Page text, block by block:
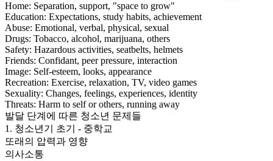
Home: Separation, support, "space to grow"
Education: Expectations, study habits, achievement
Abuse: Emotional, verbal, physical, sexual
Drugs: Tobacco, alcohol, marijuana, others
Safety: Hazardous activities, seatbelts, helmets
Friends: Confidant, peer pressure, interaction
Image: Self-esteem, looks, appearance
Recreation: Exercise, relaxation, TV, video games
Sexuality: Changes, feelings, experiences, identity
Threats: Harm to self or others, running away
발달 단계에 따른 청소년 문제들
1. 청소년기 초기 - 중학교
또래의 압력과 영향
의사소통